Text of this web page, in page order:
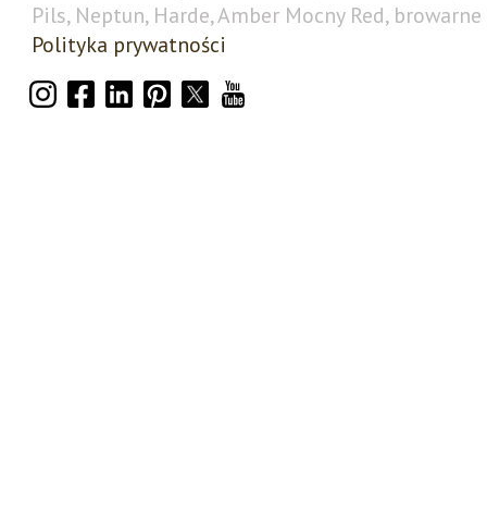
Pils, Neptun, Harde, Amber Mocny Red,
Polityka prywatności